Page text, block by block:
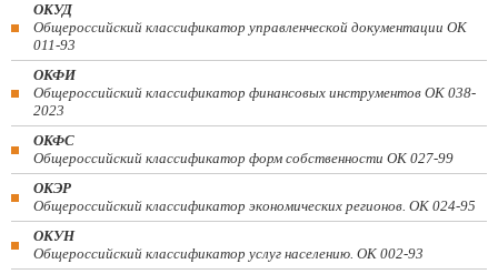
ОКУД
Общероссийский классификатор управленческой документации ОК
011-93
ОКФИ
Общероссийский классификатор финансовых инструментов OK 038-
2023
ОКФС
Общероссийский классификатор форм собственности ОК 027-99
ОКЭР
Общероссийский классификатор экономических регионов. ОК 024-95
ОКУН
Общероссийский классификатор услуг населению. ОК 002-93